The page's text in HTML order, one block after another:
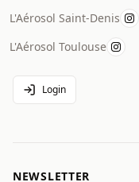
L'Aérosol Saint-Denis
L'Aérosol Toulouse
Login
NEWSLETTER